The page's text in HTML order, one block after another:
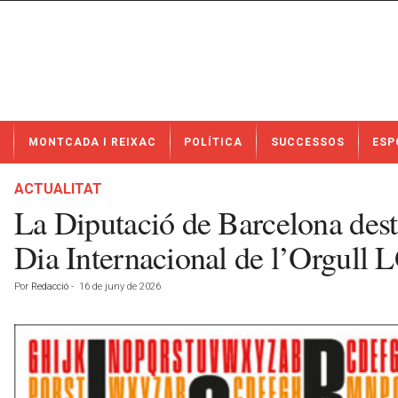
t
MONTCADA I REIXAC POLÍTICA SUCCESSOS
ACTUALITAT
La Diputació de Barcelona
Dia Internacional de l’Orgull
Por Redacció - 16 de juny de 2026